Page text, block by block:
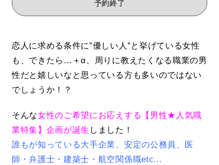
予約終了
恋人に求める条件に”優しい人”と挙げている女性
も、できたら…＋α、周りに教えたくなる職業の男
性だと嬉しいなと思っている方も多いのではない
でしょうか！？
そんな女性のご希望にお応えする【男性★人気職
業特集】企画が誕生 しました！
誰もが知っている大手企業、安定の公務員、医
師・弁護士・建築士・航空関係職etc...